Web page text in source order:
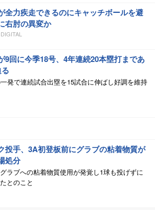
全力疾走できるのにキャッチボールを避
右肘の異変か
9回に今季18号、4年連続20本塁打まであ
発で連続試合出塁を15試合に伸ばし好調を維持
投手、3A初登板前にグラブの粘着物質が
処分
ラブへの粘着物質使用が発覚し1球も投げずに
とのこと